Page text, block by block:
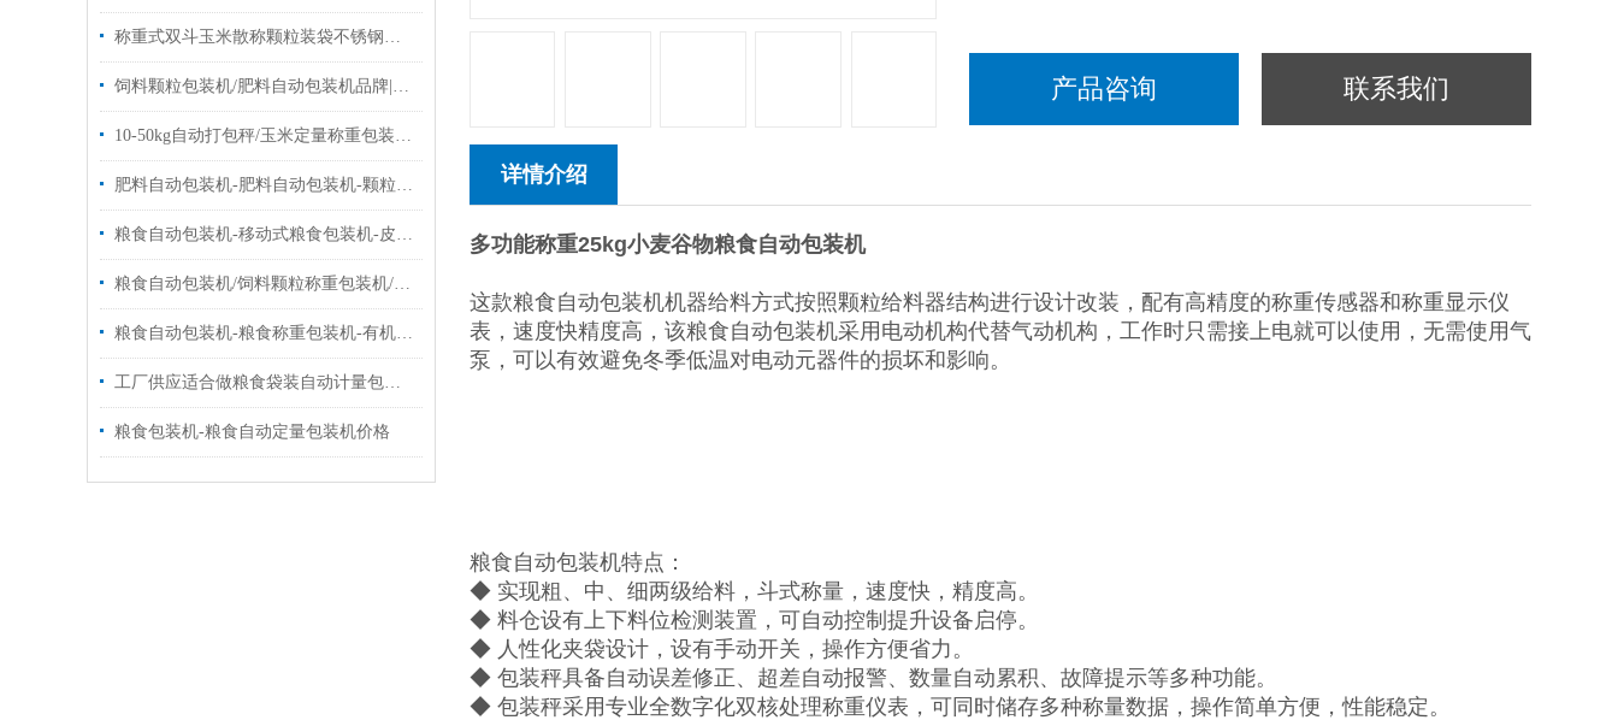
称重式双斗玉米散称颗粒装袋不锈钢移动式包装机厂家定制
饲料颗粒包装机/肥料自动包装机品牌|图片
10-50kg自动打包秤/玉米定量称重包装秤品牌|定制
肥料自动包装机-肥料自动包装机-颗粒自动包装机批发价|品牌
粮食自动包装机-移动式粮食包装机-皮带式粮食包装机厂家供应
粮食自动包装机/饲料颗粒称重包装机/自动封口包装机设备
粮食自动包装机-粮食称重包装机-有机肥料包装机厂家
工厂供应适合做粮食袋装自动计量包装机10-50千克
粮食包装机-粮食自动定量包装机价格
产品咨询 联系我们
详情介绍
多功能称重25kg小麦谷物粮食自动包装机
这款粮食自动包装机机器给料方式按照颗粒给料器结构进行设计改装，配有高精度的称重传感器和称重显示仪
表，速度快精度高，该粮食自动包装机采用电动机构代替气动机构，工作时只需接上电就可以使用，无需使用气
泵，可以有效避免冬季低温对电动元器件的损坏和影响。
粮食自动包装机特点：
◆ 实现粗、中、细两级给料，斗式称量，速度快，精度高。
◆ 料仓设有上下料位检测装置，可自动控制提升设备启停。
◆ 人性化夹袋设计，设有手动开关，操作方便省力。
◆ 包装秤具备自动误差修正、超差自动报警、数量自动累积、故障提示等多种功能。
◆ 包装秤采用专业全数字化双核处理称重仪表，可同时储存多种称量数据，操作简单方便，性能稳定。